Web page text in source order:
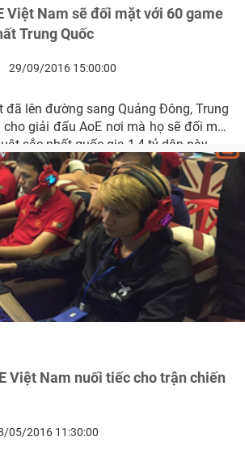
Việt Nam sẽ đối mặt với 60 game
Trung Quốc
29/09/2016 15:00:00
đã lên đường sang Quảng Đông, Trung
giải đấu AoE nơi mà họ sẽ đối mặt
sắc nhất quốc gia 1,4 tỷ dân này.
Việt Nam nuối tiếc cho trận chiến
05/2016 11:30:00